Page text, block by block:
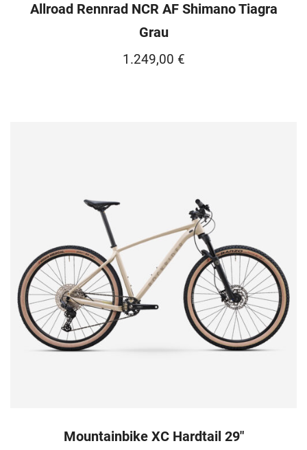
Allroad Rennrad NCR AF Shimano Tiagra
Grau
1.249,00 €
Mountainbike XC Hardtail 29″